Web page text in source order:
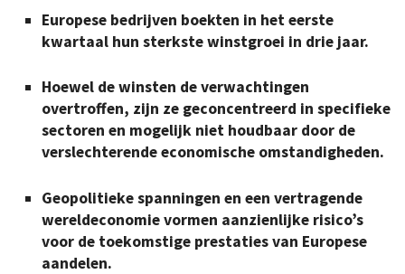
Europese bedrijven boekten in het eerste
kwartaal hun sterkste winstgroei in drie jaar.
Hoewel de winsten de verwachtingen
overtroffen, zijn ze geconcentreerd in specifieke
sectoren en mogelijk niet houdbaar door de
verslechterende economische omstandigheden.
Geopolitieke spanningen en een vertragende
wereldeconomie vormen aanzienlijke risico’s
voor de toekomstige prestaties van Europese
aandelen.